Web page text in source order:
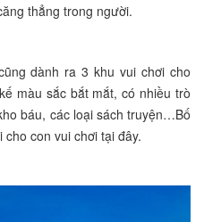
thẳng trong người.
dành ra 3 khu vui chơi cho
màu sắc bắt mắt, có nhiều trò
báu, các loại sách truyện…Bố
con vui chơi tại đây.